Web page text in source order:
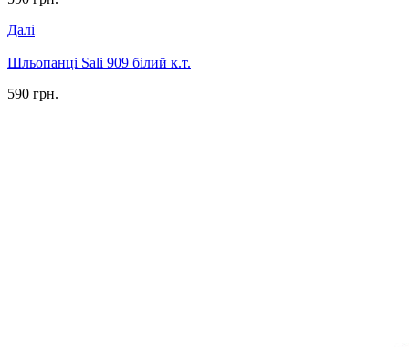
Далі
Шльопанці Sali 909 білий к.т.
590 грн.